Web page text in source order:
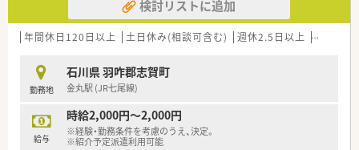
検討リストに追加
年間休日120日以上 土日休み(相談可含む) 週休2.5日以上 ブランク
勤務地
石川県 羽咋郡志賀町
金丸駅 (JR七尾線)
給与
時給2,000円～2,000円
※経験・勤務条件を考慮のうえ、決定。
※紹介予定派遣利用可能